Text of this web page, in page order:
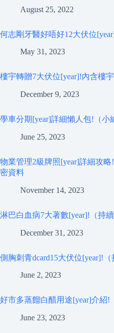
August 25, 2022
何志剛牙醫好唔好12大伏位
May 31, 2023
樓宇轉贈7大伏位[year]!內含樓
December 9, 2023
學車分期[year]詳細懶人包!（小
June 25, 2023
物業管理2級牌照[year]詳細攻
密資料
November 14, 2023
淋巴白血病7大著數[year]!（持續
December 31, 2023
側胸刺青dcard15大伏位[year]!（
June 2, 2023
好市多蒸餾白醋用途[year]介紹!
June 23, 2023